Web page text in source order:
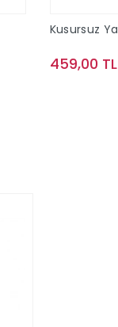
Kusursuz
459,00 TL